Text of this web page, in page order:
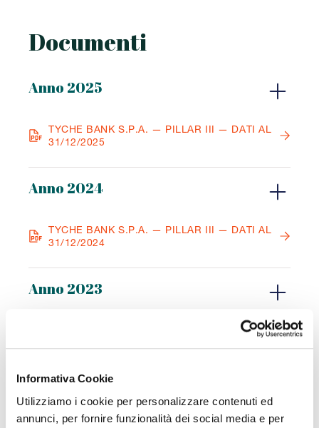
Informativa Cookie
Utilizziamo i cookie per personalizzare contenuti ed
annunci, per fornire funzionalità dei social media e per
Documenti
Anno 2025
TYCHE BANK S.P.A. — PILLAR III — DATI AL
31/12/2025
Anno 2024
TYCHE BANK S.P.A. — PILLAR III — DATI AL
31/12/2024
Anno 2023